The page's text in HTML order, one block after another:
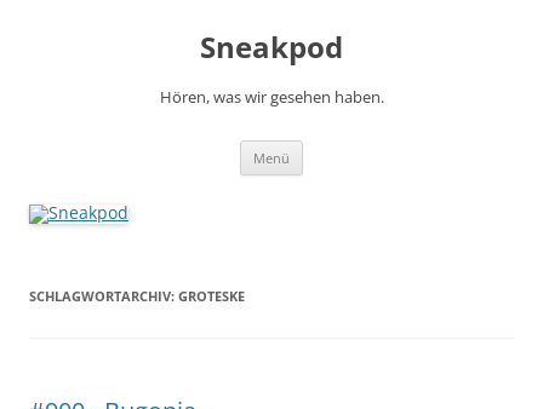
Sneakpod
Hören, was wir gesehen haben.
Menü
SCHLAGWORTARCHIV: GROTESKE